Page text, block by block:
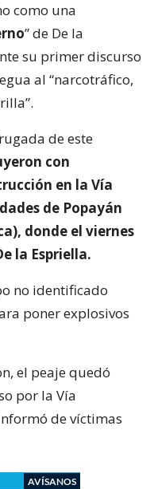
como una
” de De la
su primer discurso
al “narcotráfico,
de este
con
en la Vía
de Popayán
donde el viernes
la Espriella.
no identificado
poner explosivos
el peaje quedó
por la Vía
de víctimas
AVÍSANOS